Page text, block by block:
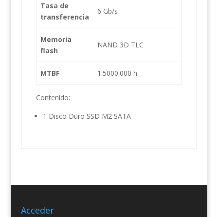
Tasa de
transferencia
6 Gb/s
Memoria
flash
NAND 3D TLC
MTBF 1.5000.000 h
Contenido:
1 Disco Duro SSD M2 SATA
Acceder